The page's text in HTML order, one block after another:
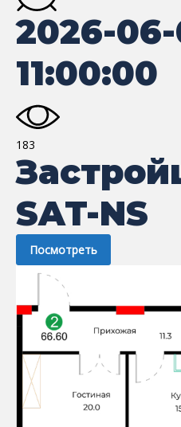
2026-
11:00:00
183
SAT-NS
Посмотреть